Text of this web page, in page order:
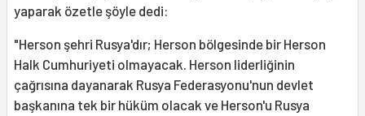
yaparak özetle şöyle dedi:
"Herson şehri Rusya'dır; Herson bölgesinde bir Herson
Halk Cumhuriyeti olmayacak. Herson liderliğinin
çağrısına dayanarak Rusya Federasyonu'nun devlet
başkanına tek bir hüküm olacak ve Herson'u Rusya